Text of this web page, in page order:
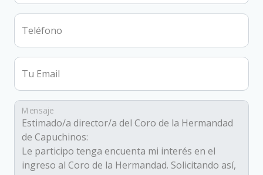
Teléfono
Tu Email
Mensaje